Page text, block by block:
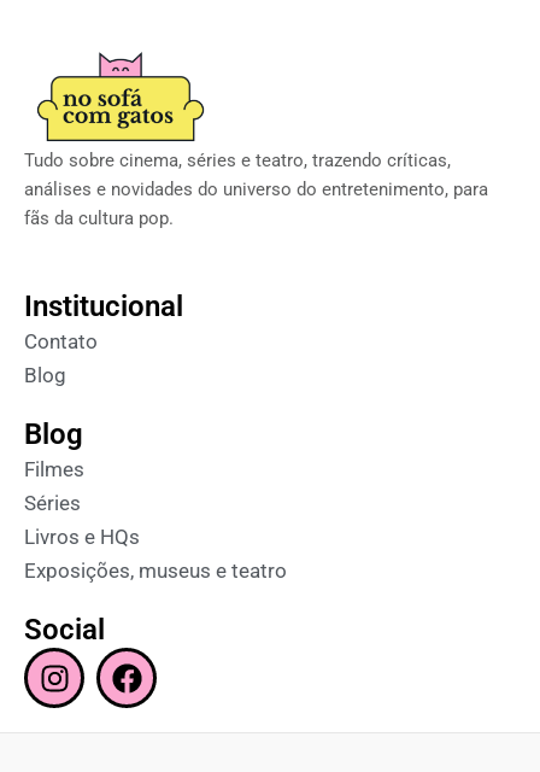
Tudo sobre cinema, séries e teatro, trazendo críticas,
análises e novidades do universo do entretenimento, para
fãs da cultura pop.
Institucional
Contato
Blog
Blog
Filmes
Séries
Livros e HQs
Exposições, museus e teatro
Social
I
n
s
F
a
c